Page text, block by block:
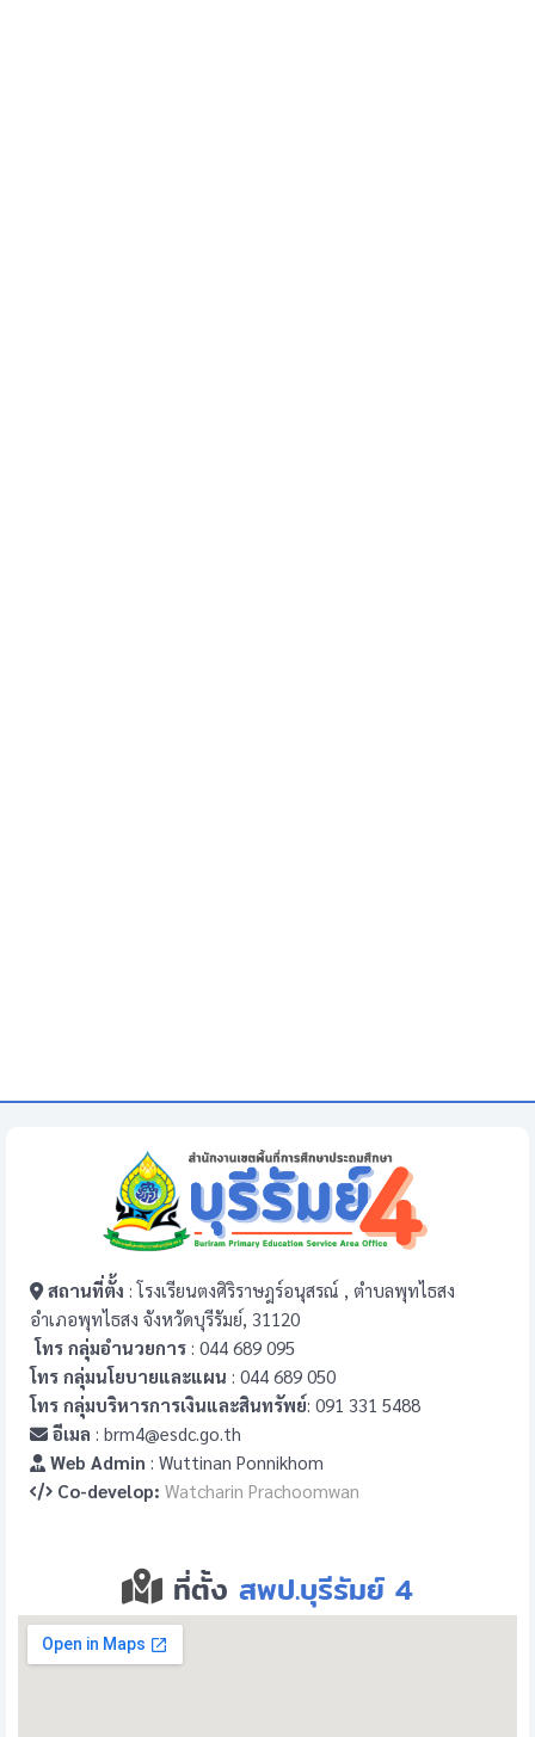
สถานที่ตั้ง : โรงเรียนตงศิริราษฎร์อนุสรณ์ , ตำบลพุทไธสง
อำเภอพุทไธสง จังหวัดบุรีรัมย์, 31120
โทร กลุ่มอำนวยการ : 044 689 095
โทร กลุ่มนโยบายและแผน : 044 689 050
โทร กลุ่มบริหารการเงินและสินทรัพย์: 091 331 5488
อีเมล : brm4@esdc.go.th
Web Admin : Wuttinan Ponnikhom
Co-develop: Watcharin Prachoomwan
ที่ตั้ง สพป.บุรีรัมย์ 4